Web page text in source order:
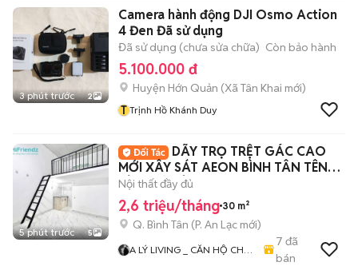
3 phút trước 2
Camera hành động DJI Osmo Action
4 Đen Đã sử dụng
Đã sử dụng (chưa sửa chữa) Còn bảo hành
5.100.000 đ
Huyện Hớn Quản (Xã Tân Khai mới)
T Trịnh Hồ Khánh Duy
5 phút trước 5
DÃY TRỌ TRỆT GÁC CAO
MỚI XÂY SÁT AEON BÌNH TÂN TÊN
LỬA MỚI TỈNH LỘ 10
Nội thất đầy đủ
2,6 triệu/tháng 30 m²
Q. Bình Tân (P. An Lạc mới)
A LÝ LIVING _ CĂN HỘ CHO
7 đã
bán